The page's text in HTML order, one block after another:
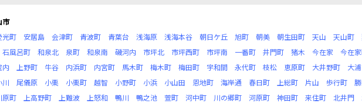
市
光町 安居島 会津町 青波町 青葉台 浅海原 浅海本谷 朝日ケ丘 旭町 朝美 朝生田町 天山 天山町
石風呂町 和泉北 泉町 和泉南 磯河内 市坪北 市坪西町 市坪南 一番町 井門町 猪木 今在家 今在
内 上野町 牛谷 内浜町 内宮町 馬木町 梅木町 梅田町 宇和間 永代町 枝松 恵原町 大井野町 大浦
川 尾儀原 小栗 小栗町 越智 小野町 小浜 小山田 恩地町 海岸通 春日町 上総町 片山 歩行町
原町 上高野町 上難波 上怒和 鴨川 鴨之池 萱町 河中町 川の郷町 河原町 神田町 来住町 北井門